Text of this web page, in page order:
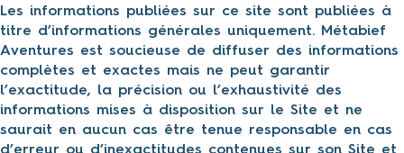
Les informations publiées sur ce site sont publiées à
titre d’informations générales uniquement. Métabief
Aventures est soucieuse de diffuser des informations
complètes et exactes mais ne peut garantir
l’exactitude, la précision ou l’exhaustivité des
informations mises à disposition sur le Site et ne
saurait en aucun cas être tenue responsable en cas